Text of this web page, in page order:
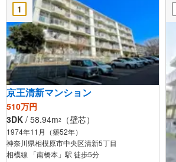
1
京王清新マンション
510万円
3DK / 58.94m2 （壁芯）
1974年11月（築52年）
神奈川県相模原市中央区清新5丁目
相模線 「南橋本」駅 徒歩5分